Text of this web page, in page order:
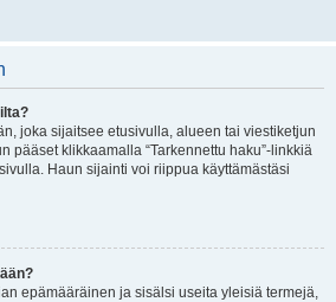
joka sijaitsee etusivulla, alueen tai viestiketjun
pääset klikkaamalla “Tarkennettu haku”-linkkiä
Haun sijainti voi riippua käyttämästäsi
epämääräinen ja sisälsi useita yleisiä termejä,